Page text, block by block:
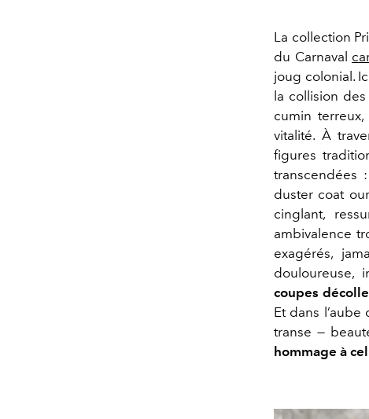
La collection
du Carnaval
joug colonial.
la collision
cumin
vitalité. À
figures
transcendées
duster coat
cinglant,
ambivalence
exagérés,
douloureuse,
coupes
Et dans
transe —
hommage à